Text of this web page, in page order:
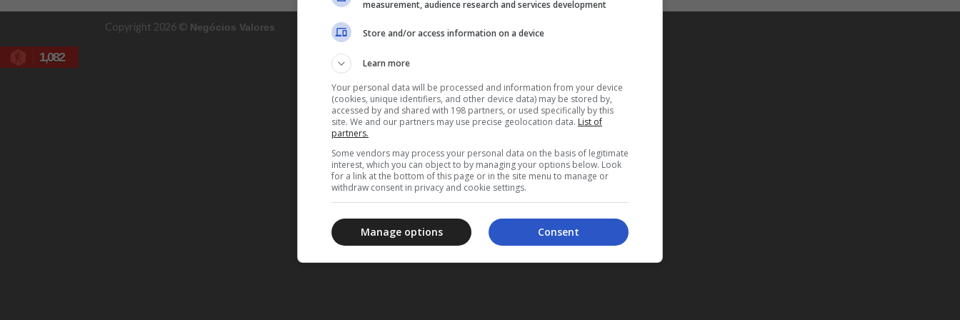
Copyright 2026 © Negócios Valores
1,082
measurement, audience research and services development
Store and/or access information on a device
Learn more
Your personal data will be processed and information from your device
(cookies, unique identifiers, and other device data) may be stored by,
accessed by and shared with 198 partners, or used specifically by this
site. We and our partners may use precise geolocation data. List of
partners.
Some vendors may process your personal data on the basis of legitimate
interest, which you can object to by managing your options below. Look
for a link at the bottom of this page or in the site menu to manage or
withdraw consent in privacy and cookie settings.
Consent
Manage options